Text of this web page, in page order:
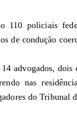
110 policiais
de condução
advogados, dois
nas
do Tribunal